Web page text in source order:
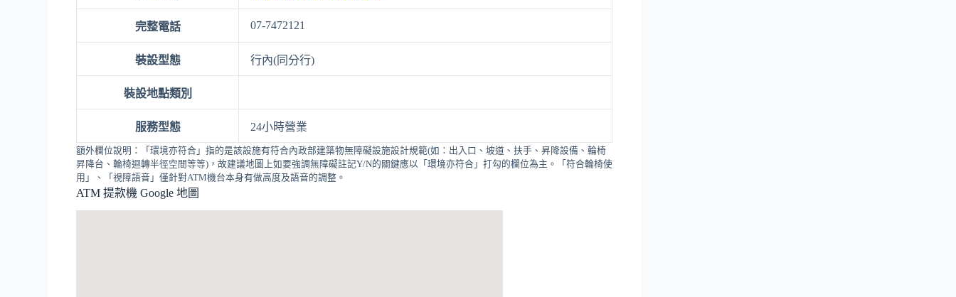
完整電話 07-7472121
裝設型態 行內(同分行)
裝設地點類別
服務型態 24小時營業
額外欄位說明：「環境亦符合」指的是該設施有符合內政部建築物無障礙設施設計規範(如：出入口、坡道、扶手、昇降設備、輪椅
昇降台、輪椅迴轉半徑空間等等)，故建議地圖上如要強調無障礙註記Y/N的關鍵應以「環境亦符合」打勾的欄位為主。「符合輪椅使
用」、「視障語音」僅針對ATM機台本身有做高度及語音的調整。
ATM 提款機 Google 地圖